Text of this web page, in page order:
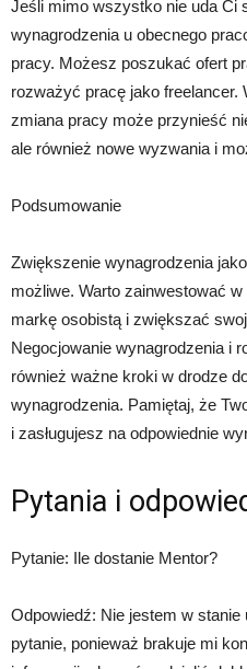
Jeśli mimo wszystko nie uda Ci
wynagrodzenia u obecnego
pracy. Możesz poszukać ofert
rozważyć pracę jako freelancer.
zmiana pracy może przynieść
ale również nowe wyzwania i
Podsumowanie
Zwiększenie wynagrodzenia
możliwe. Warto zainwestować
markę osobistą i zwiększać
Negocjowanie wynagrodzenia i
również ważne kroki w drodze
wynagrodzenia. Pamiętaj, że
i zasługujesz na odpowiednie
Pytania i
Pytanie: Ile dostanie Mentor?
Odpowiedź: Nie jestem w stanie
pytanie, ponieważ brakuje mi